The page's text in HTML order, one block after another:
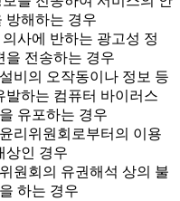
방해하는 경우
사에 반하는 광고성 정
을 전송하는 경우
비의 오작동이나 정보 등
발하는 컴퓨터 바이러스
유포하는 경우
리위원회로부터의 이용
상인 경우
원회의 유권해석 상의 불
하는 경우